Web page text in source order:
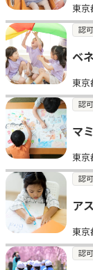
東
認
ベ
東京
認
マ
東
認
ア
東
認